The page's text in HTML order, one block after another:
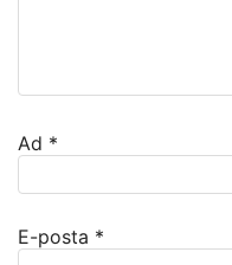
Ad *
E-posta *